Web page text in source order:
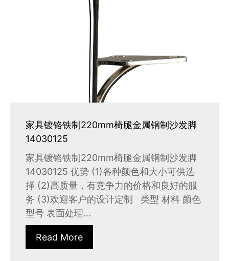
家具镀铬铁制220mm椅腿金属钢制沙发脚
14030125
家具镀铬铁制220mm椅腿金属钢制沙发脚
14030125 优势 (1)各种颜色和大小可供选
择 (2)高质量，有竞争力的价格和良好的服
务 (3)欢迎客户的设计定制 类型 材料 颜色
型号 表面处理...
Read More